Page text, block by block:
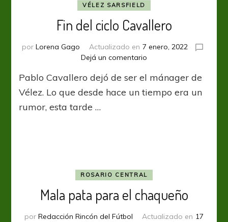
VÉLEZ SARSFIELD
Fin del ciclo Cavallero
por Lorena Gago Actualizado en 7 enero, 2022
Dejá un comentario
del
ciclo
Cavallero
Pablo Cavallero dejó de ser el mánager de
Vélez. Lo que desde hace un tiempo era un
rumor, esta tarde …
ROSARIO CENTRAL
Mala pata para el chaqueño
por Redacción Rincón del Fútbol Actualizado en 17